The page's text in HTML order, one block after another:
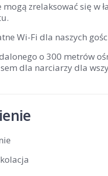
mogą zrelaksować się w
Wi-Fi dla naszych
o 300 metrów
dla narciarzy dla